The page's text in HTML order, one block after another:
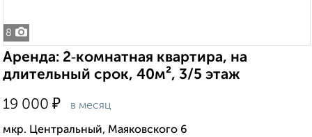
8
Аренда: 2‑комнатная квартира, на
длительный срок, 40м², 3/5 этаж
19 000 ₽ в месяц
мкр. Центральный, Маяковского 6